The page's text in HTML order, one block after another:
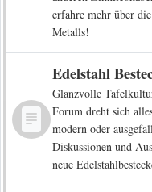
erfahre mehr über
Metalls!
Edelstahl
Glanzvolle
Forum dreht sich
modern oder
Diskussionen und
neue